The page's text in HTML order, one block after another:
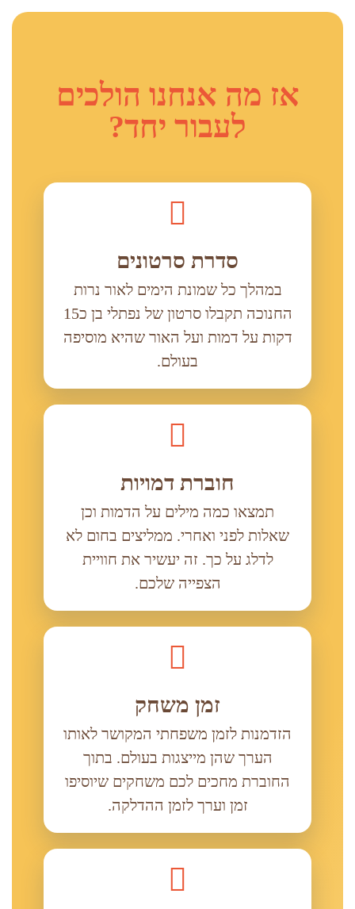
אז מה אנחנו הולכים
לעבור יחד?
סדרת סרטונים
במהלך כל שמונת הימים לאור נרות
החנוכה תקבלו סרטון של נפתלי בן כ15
דקות על דמות ועל האור שהיא מוסיפה
בעולם.
חוברת דמויות
תמצאו כמה מילים על הדמות וכן
שאלות לפני ואחרי. ממליצים בחום לא
לדלג על כך. זה יעשיר את חוויית
הצפייה שלכם.
זמן משחק
הזדמנות לזמן משפחתי המקושר לאותו
הערך שהן מייצגות בעולם. בתוך
החוברת מחכים לכם משחקים שיוסיפו
זמן וערך לזמן ההדלקה.